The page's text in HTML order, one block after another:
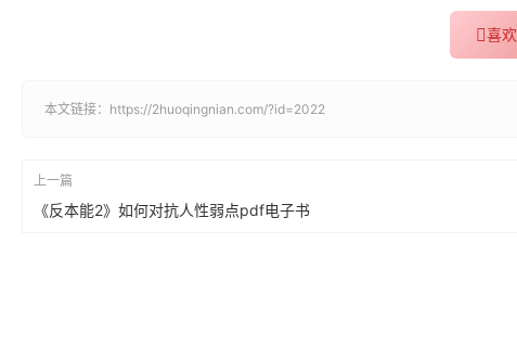
喜欢
本文链接： https://2huoqingnian.com/?id=2022
上一篇
《反本能2》如何对抗人性弱点pdf电子书